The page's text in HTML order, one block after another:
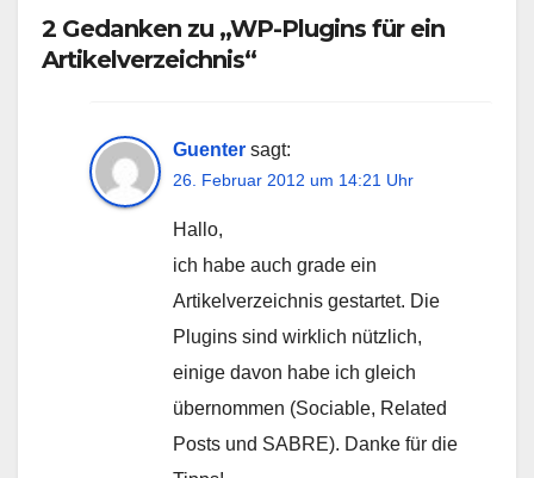
2 Gedanken zu „WP-Plugins für ein
Artikelverzeichnis“
Guenter sagt:
26. Februar 2012 um 14:21 Uhr
Hallo,
ich habe auch grade ein
Artikelverzeichnis gestartet. Die
Plugins sind wirklich nützlich,
einige davon habe ich gleich
übernommen (Sociable, Related
Posts und SABRE). Danke für die